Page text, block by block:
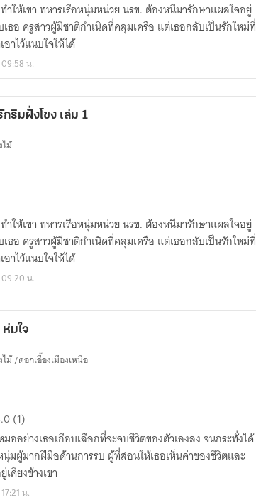
ำให้เขา ทหารเรือหนุ่มหน่วย นรข. ต้องหนีมารักษาแผลใจอยู่
ธอ ครูสาวผู้มีชาติกำเนิดที่คลุมเครือ แต่เธอกลับเป็นรักใหม่ที่
าไว้แนบใจให้ได้
น.
ริมฝั่งโขง เล่ม 1
ม้
ำให้เขา ทหารเรือหนุ่มหน่วย นรข. ต้องหนีมารักษาแผลใจอยู่
ธอ ครูสาวผู้มีชาติกำเนิดที่คลุมเครือ แต่เธอกลับเป็นรักใหม่ที่
าไว้แนบใจให้ได้
น.
มใจ
ม้ /ดอกเอื้องเมืองเหนือ
(1)
ออย่างเธอเกือบเลือกที่จะจบชีวิตของตัวเองลง จนกระทั่งได้
มผู้มากฝีมือด้านการรบ ผู้ที่สอนให้เธอเห็นค่าของชีวิตและ
คียงข้างเขา
น.